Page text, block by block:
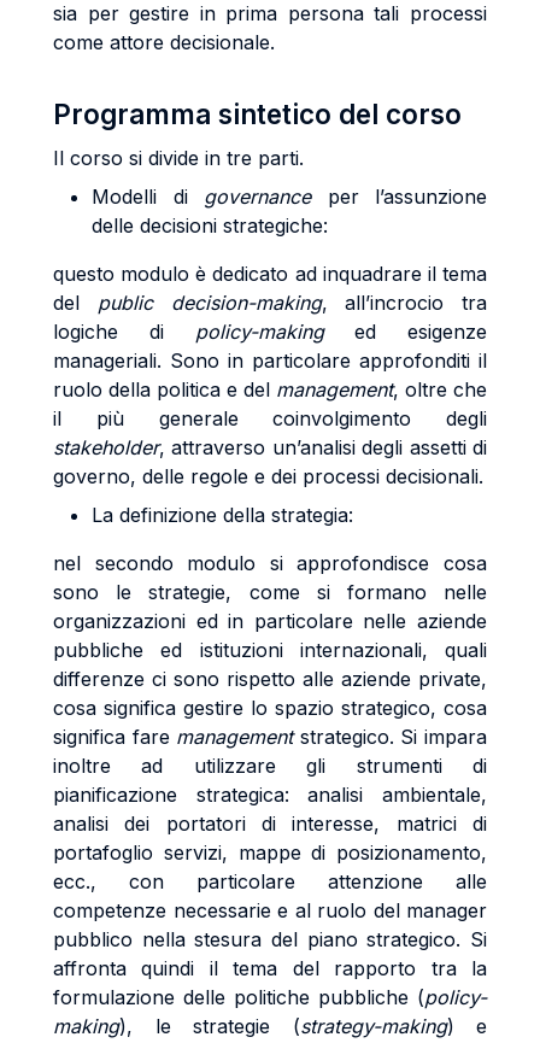
sia per gestire in prima persona tali processi
come attore decisionale.
Programma sintetico del corso
Il corso si divide in tre parti.
Modelli di governanceper l’assunzione
delle decisioni strategiche:
questo modulo è dedicato ad inquadrare il tema
del public decision-making, all’incrocio tra
logiche di policy-makinged esigenze
manageriali. Sono in particolare approfonditi il
ruolo della politica e del management, oltre che
il più generale coinvolgimento degli
stakeholder, attraverso un’analisi degli assetti di
governo, delle regole e dei processi decisionali.
La definizione della strategia:
nel secondo modulo si approfondisce cosa
sono le strategie, come si formano nelle
organizzazioni ed in particolare nelle aziende
pubbliche ed istituzioni internazionali, quali
differenze ci sono rispetto alle aziende private,
cosa significa gestire lo spazio strategico, cosa
significa fare managementstrategico. Si impara
inoltre ad utilizzare gli strumenti di
pianificazione strategica: analisi ambientale,
analisi dei portatori di interesse, matrici di
portafoglio servizi, mappe di posizionamento,
ecc., con particolare attenzione alle
competenze necessarie e al ruolo del manager
pubblico nella stesura del piano strategico. Si
affronta quindi il tema del rapporto tra la
formulazione delle politiche pubbliche (policy-
making), le strategie (strategy-making) e